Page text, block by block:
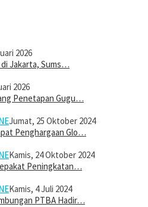
2026
Jakarta, Sums…
2026
Penetapan Gugu…
Jumat, 25 Oktober 2024
Penghargaan Glo…
Kamis, 24 Oktober 2024
Peningkatan…
Kamis, 4 Juli 2024
PTBA Hadir…